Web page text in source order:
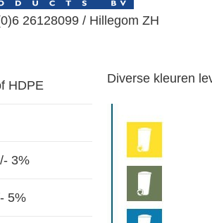
26128099 / Hillegom ZH
HDPE
3%
5%
Diverse kleuren